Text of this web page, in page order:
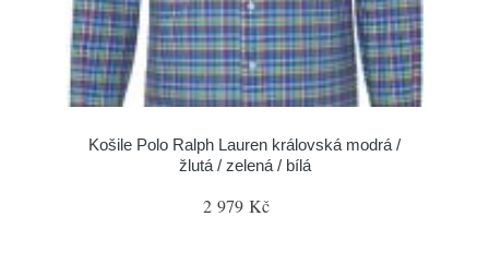
Košile Polo Ralph Lauren královská modrá /
žlutá / zelená / bílá
2 979 Kč